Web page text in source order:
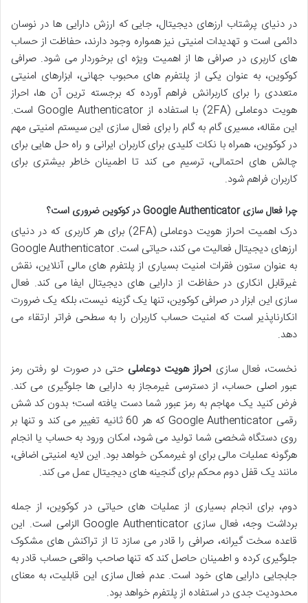
در دنیای پرشتاب ارزهای دیجیتال، جایی که ارزش دارایی ها در نوسان
دائمی است و تهدیدات امنیتی نیز همواره وجود دارند، حفاظت از حساب
های کاربری در صرافی ها از اهمیت ویژه ای برخوردار می شود. صرافی
کوکوین، به عنوان یکی از پلتفرم های محبوب جهانی، ابزارهای امنیتی
متعددی را برای کاربرانش فراهم آورده که برجسته ترین آن ها، احراز
هویت دوعاملی (2FA) با استفاده از Google Authenticator است.
این مقاله، مسیری گام به گام را برای فعال سازی این سیستم امنیتی مهم
در کوکوین، همراه با نکات کلیدی برای کاربران ایرانی و راه حل هایی برای
چالش های احتمالی، ترسیم می کند تا اطمینان خاطر بیشتری برای
کاربران فراهم شود.
چرا فعال سازی Google Authenticator در کوکوین ضروری است؟
درک اهمیت احراز هویت دوعاملی (2FA) برای هر کاربری که در دنیای
ارزهای دیجیتال فعالیت می کند، حیاتی است. Google Authenticator
به عنوان ستون فقرات امنیت بسیاری از پلتفرم های مالی آنلاین، نقش
غیرقابل انکاری در حفاظت از دارایی های دیجیتال ایفا می کند. فعال
سازی این ابزار در صرافی کوکوین، تنها یک گزینه نیست، بلکه یک ضرورت
انکارناپذیر است که امنیت حساب کاربران را به سطحی فراتر ارتقاء می
دهد.
نخست، فعال سازی احراز هویت دوعاملی حتی در صورت لو رفتن رمز
عبور اصلی حساب، از دسترسی غیرمجاز به دارایی ها جلوگیری می کند.
فرض کنید یک مهاجم به رمز عبور شما دست یافته است؛ بدون کد شش
رقمی Google Authenticator که هر 60 ثانیه تغییر می کند و تنها بر
روی دستگاه شخصی شما تولید می شود، امکان ورود به حساب یا انجام
هرگونه عملیات مالی برای او غیرممکن خواهد بود. این لایه امنیتی اضافی،
مانند یک قفل دوم محکم برای گنجینه های دیجیتال عمل می کند.
دوم، برای انجام بسیاری از عملیات های حیاتی در کوکوین، از جمله
برداشت وجه، فعال سازی Google Authenticator الزامی است. این
قاعده سخت گیرانه، صرافی را قادر می سازد تا از تراکنش های مشکوک
جلوگیری کرده و اطمینان حاصل کند که تنها صاحب واقعی حساب قادر به
جابجایی دارایی های خود است. عدم فعال سازی این قابلیت، به معنای
محدودیت جدی در استفاده از پلتفرم خواهد بود.